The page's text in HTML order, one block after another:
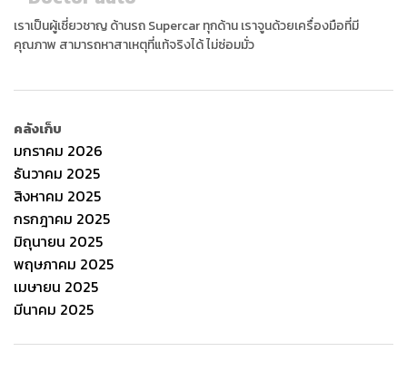
เราเป็นผู้เชี่ยวชาญ ด้านรถ Supercar ทุกด้าน เราจูนด้วยเครื่องมือที่มี
คุณภาพ สามารถหาสาเหตุที่แท้จริงได้ ไม่ซ่อมมั่ว
คลังเก็บ
มกราคม 2026
ธันวาคม 2025
สิงหาคม 2025
กรกฎาคม 2025
มิถุนายน 2025
พฤษภาคม 2025
เมษายน 2025
มีนาคม 2025